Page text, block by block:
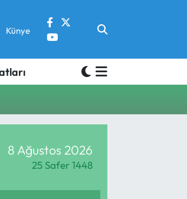
Künye
8 Ağustos 2026
25 Safer 1448